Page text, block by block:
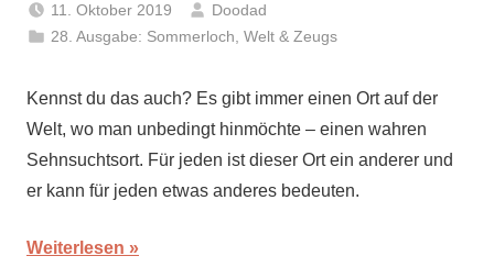
11. Oktober 2019
Doodad
28. Ausgabe: Sommerloch,Welt & Zeugs
Kennst du das auch? Es gibt immer einen Ort auf der
Welt, wo man unbedingt hinmöchte – einen wahren
Sehnsuchtsort. Für jeden ist dieser Ort ein anderer und
er kann für jeden etwas anderes bedeuten.
Weiterlesen